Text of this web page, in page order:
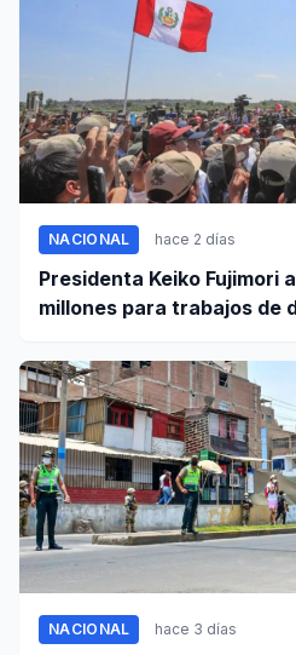
NACIONAL hace 2 días
Presidenta Keiko Fujimori
millones para trabajos de
NACIONAL hace 3 días